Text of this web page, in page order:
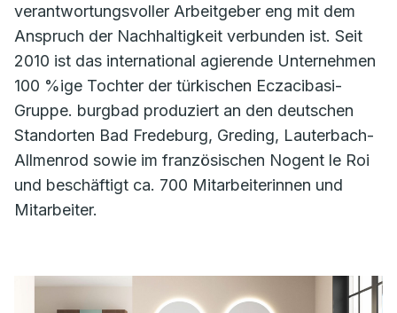
verantwortungsvoller Arbeitgeber eng mit dem
Anspruch der Nachhaltigkeit verbunden ist. Seit
2010 ist das international agierende Unternehmen
100 %ige Tochter der türkischen Eczacibasi-
Gruppe. burgbad produziert an den deutschen
Standorten Bad Fredeburg, Greding, Lauterbach-
Allmenrod sowie im französischen Nogent le Roi
und beschäftigt ca. 700 Mitarbeiterinnen und
Mitarbeiter.